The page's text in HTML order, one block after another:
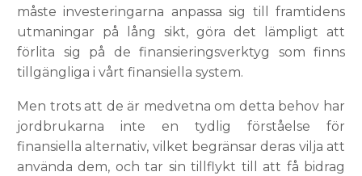
måste investeringarna anpassa sig till framtidens
utmaningar på lång sikt, göra det lämpligt att
förlita sig på de finansieringsverktyg som finns
tillgängliga i vårt finansiella system.
Men trots att de är medvetna om detta behov har
jordbrukarna inte en tydlig förståelse för
finansiella alternativ, vilket begränsar deras vilja att
använda dem, och tar sin tillflykt till att få bidrag